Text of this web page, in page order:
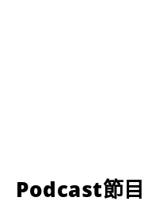
Podcast節目